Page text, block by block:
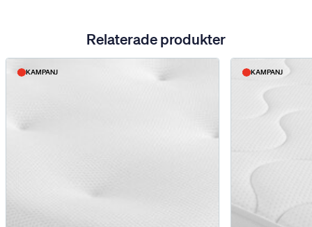
Relaterade produkter
KAMPANJ KAMPANJ